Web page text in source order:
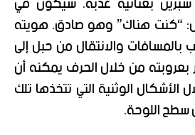
“كنت هناك” وهو صادق. هويته
بالمسافات والانتقال من حبل إلى
بعروبته من خلال الحرف يمكنه أن
الوثنية التي تتخذها تلك
اللوحة.